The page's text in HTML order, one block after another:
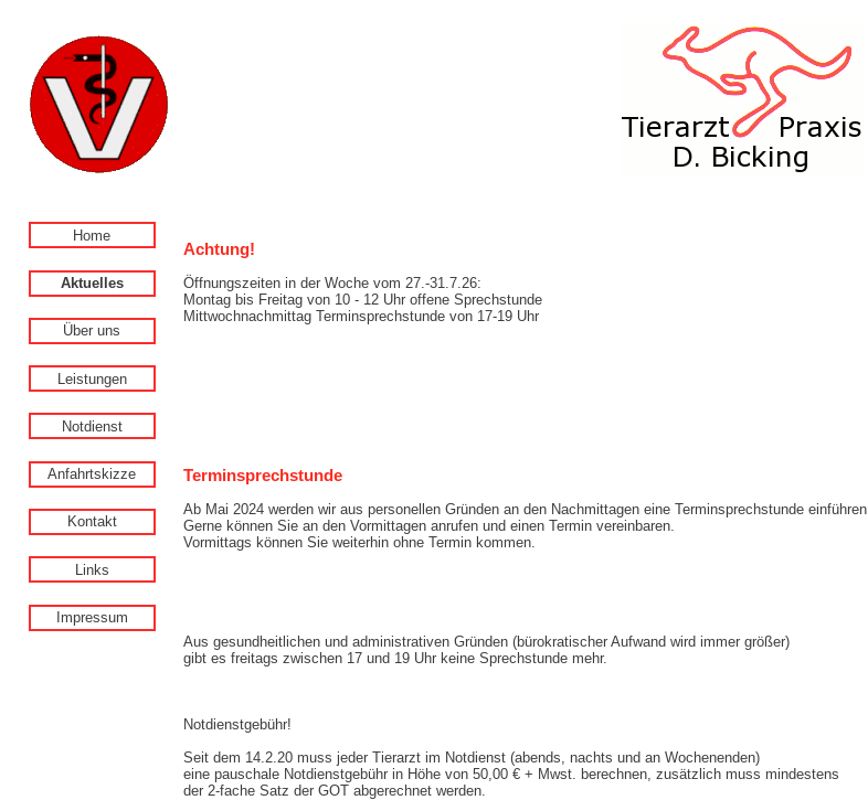
Home
Aktuelles
Über uns
Leistungen
Notdienst
Anfahrtskizze
Kontakt
Links
Impressum
Achtung!
Öffnungszeiten in der Woche vom 27.-31.7.26:
Montag bis Freitag von 10 - 12 Uhr offene Sprechstunde
Mittwochnachmittag Terminsprechstunde von 17-19 Uhr
Terminsprechstunde
Ab Mai 2024 werden wir aus personellen Gründen an den Nachmittagen eine Terminsprechstunde einführen.
Gerne können Sie an den Vormittagen anrufen und einen Termin vereinbaren.
Vormittags können Sie weiterhin ohne Termin kommen.
Aus gesundheitlichen und administrativen Gründen (bürokratischer Aufwand wird immer größer)
gibt es freitags zwischen 17 und 19 Uhr keine Sprechstunde mehr.
Notdienstgebühr!
Seit dem 14.2.20 muss jeder Tierarzt im Notdienst (abends, nachts und an Wochenenden)
eine pauschale Notdienstgebühr in Höhe von 50,00 € + Mwst. berechnen, zusätzlich muss mindestens
der 2-fache Satz der GOT abgerechnet werden.